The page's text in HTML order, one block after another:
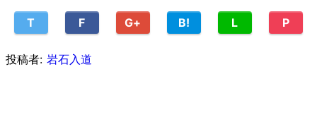
T F G+ B! L P
投稿者: 岩石入道